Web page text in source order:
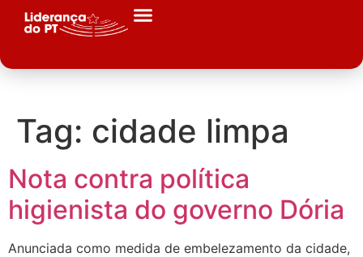
Tag: cidade limpa
Nota contra política
higienista do governo Dória
Anunciada como medida de embelezamento da cidade,